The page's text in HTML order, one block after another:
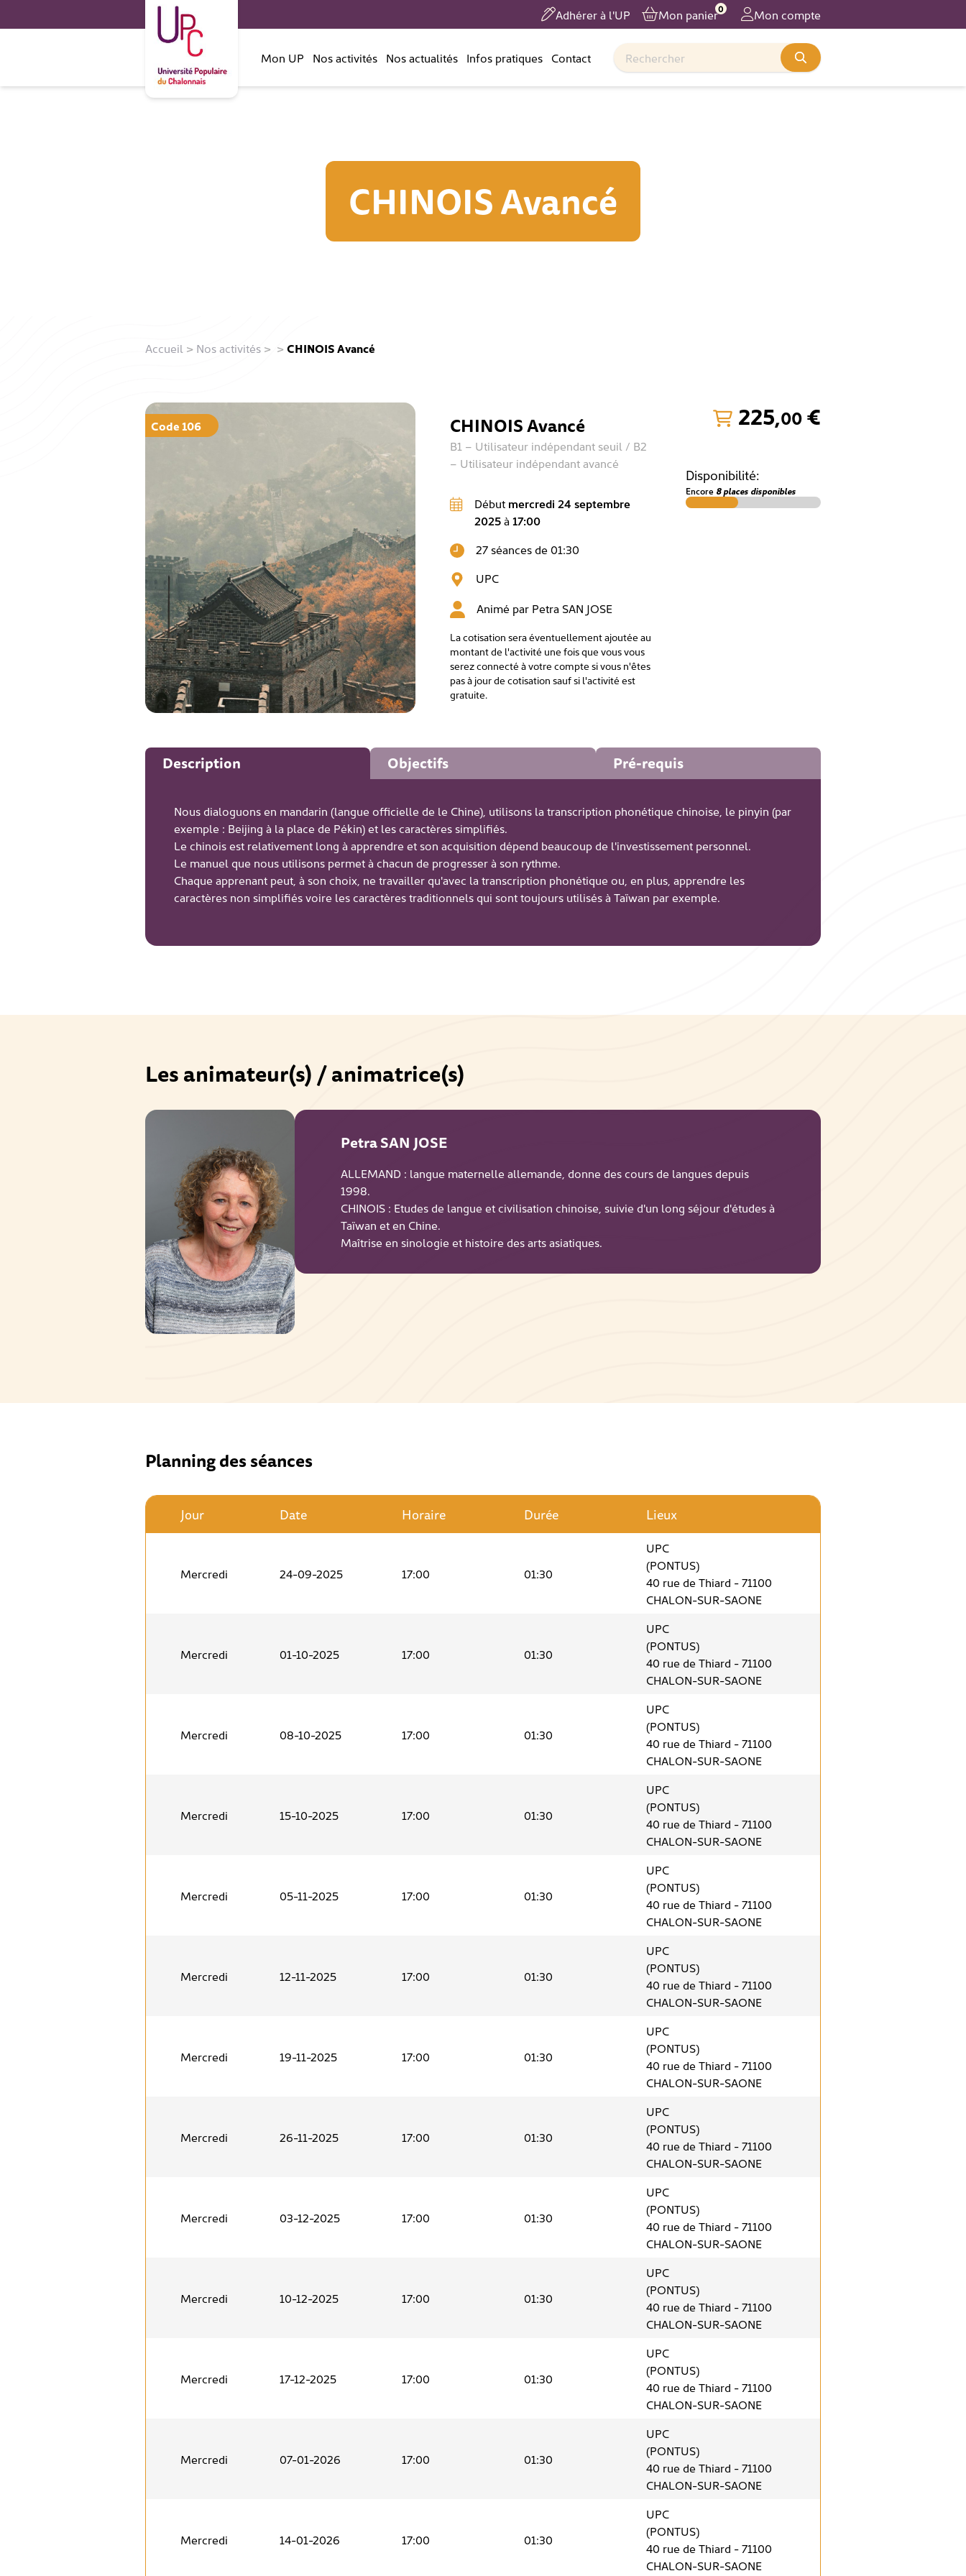
Adhérer à l'UP Mon panier0 Mon compte
Mon UP Nos activités Nos actualités Infos pratiques Contact
CHINOIS Avancé
Accueil > Nos activités> > CHINOIS Avancé
Code 106 CHINOIS Avancé
B1 – Utilisateur indépendant seuil / B2
– Utilisateur indépendant avancé
Début mercredi 24 septembre
2025à 17:00
27 séances de 01:30
UPC
Animé par Petra SAN JOSE
La cotisation sera éventuellement ajoutée au
montant de l'activité une fois que vous vous
serez connecté à votre compte si vous n'êtes
pas à jour de cotisation sauf si l'activité est
gratuite.
225,00 €
Disponibilité:
Encore 8 places disponibles
Description Objectifs Pré-requis
Nous dialoguons en mandarin (langue officielle de le Chine), utilisons la transcription phonétique chinoise, le pinyin (par
exemple : Beijing à la place de Pékin) et les caractères simplifiés.
Le chinois est relativement long à apprendre et son acquisition dépend beaucoup de l'investissement personnel.
Le manuel que nous utilisons permet à chacun de progresser à son rythme.
Chaque apprenant peut, à son choix, ne travailler qu'avec la transcription phonétique ou, en plus, apprendre les
caractères non simplifiés voire les caractères traditionnels qui sont toujours utilisés à Taïwan par exemple.
Les animateur(s) / animatrice(s)
Petra SAN JOSE
ALLEMAND : langue maternelle allemande, donne des cours de langues depuis
1998.
CHINOIS : Etudes de langue et civilisation chinoise, suivie d'un long séjour d'études à
Taïwan et en Chine.
Maîtrise en sinologie et histoire des arts asiatiques.
Planning des séances
Jour Date Horaire Durée Lieux
Mercredi 24-09-2025 17:00 01:30
UPC
(PONTUS)
40 rue de Thiard - 71100
CHALON-SUR-SAONE
Mercredi 01-10-2025 17:00 01:30
UPC
(PONTUS)
40 rue de Thiard - 71100
CHALON-SUR-SAONE
Mercredi 08-10-2025 17:00 01:30
UPC
(PONTUS)
40 rue de Thiard - 71100
CHALON-SUR-SAONE
Mercredi 15-10-2025 17:00 01:30
UPC
(PONTUS)
40 rue de Thiard - 71100
CHALON-SUR-SAONE
Mercredi 05-11-2025 17:00 01:30
UPC
(PONTUS)
40 rue de Thiard - 71100
CHALON-SUR-SAONE
Mercredi 12-11-2025 17:00 01:30
UPC
(PONTUS)
40 rue de Thiard - 71100
CHALON-SUR-SAONE
Mercredi 19-11-2025 17:00 01:30
UPC
(PONTUS)
40 rue de Thiard - 71100
CHALON-SUR-SAONE
Mercredi 26-11-2025 17:00 01:30
UPC
(PONTUS)
40 rue de Thiard - 71100
CHALON-SUR-SAONE
Mercredi 03-12-2025 17:00 01:30
UPC
(PONTUS)
40 rue de Thiard - 71100
CHALON-SUR-SAONE
Mercredi 10-12-2025 17:00 01:30
UPC
(PONTUS)
40 rue de Thiard - 71100
CHALON-SUR-SAONE
Mercredi 17-12-2025 17:00 01:30
UPC
(PONTUS)
40 rue de Thiard - 71100
CHALON-SUR-SAONE
Mercredi 07-01-2026 17:00 01:30
UPC
(PONTUS)
40 rue de Thiard - 71100
CHALON-SUR-SAONE
Mercredi 14-01-2026 17:00 01:30
UPC
(PONTUS)
40 rue de Thiard - 71100
CHALON-SUR-SAONE